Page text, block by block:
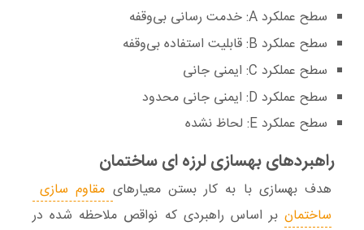
سطح عملکرد A : خدمت رسانی بی‌وقفه
سطح عملکرد B
: قابلیت استفاده بی‌وقفه
سطح عملکرد C : ایمنی جانی
سطح عملکرد D
: ایمنی جانی محدود
سطح عملکرد E : لحاظ نشده
راهبردهای بهسازی لرزه ای ساختمان
هدف بهسازی با به کار بستن معیارهای مقاوم سازی
ساختمان بر اساس راهبردی که نواقص ملاحظه شده در